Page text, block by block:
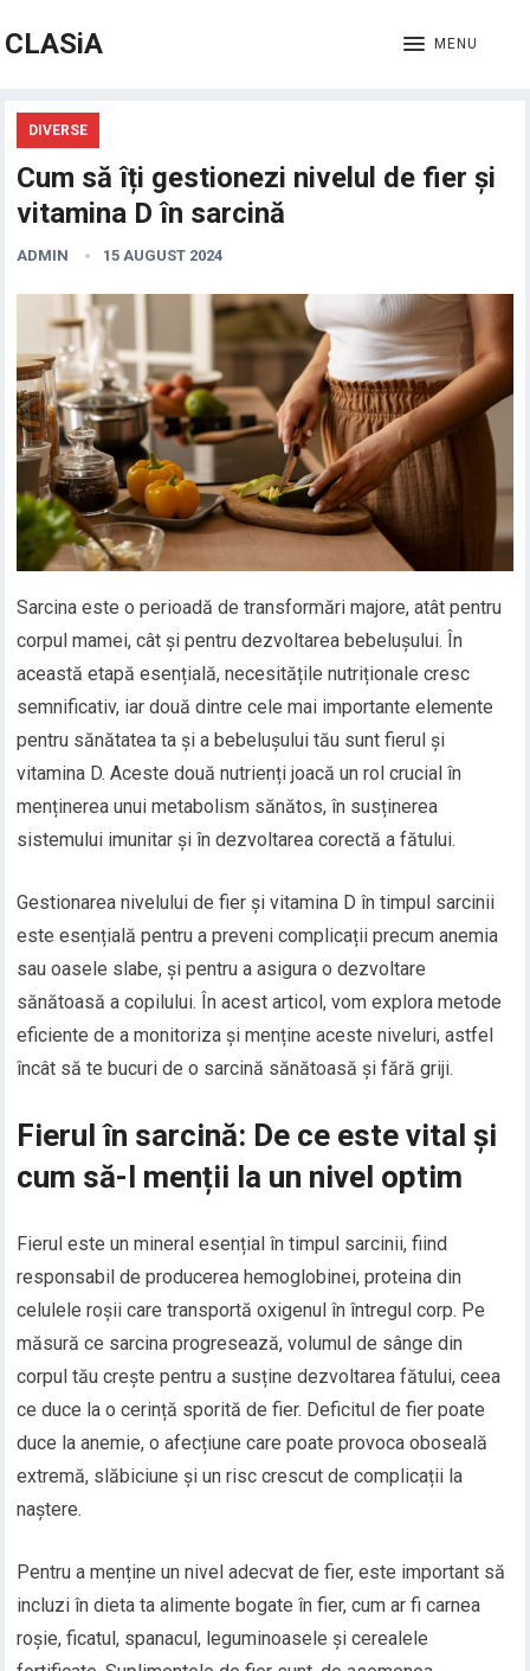
CLASiA MENU
DIVERSE
Cum să îți gestionezi nivelul de fier și
vitamina D în sarcină
ADMIN 15 AUGUST 2024
Sarcina este o perioadă de transformări majore, atât pentru
corpul mamei, cât și pentru dezvoltarea bebelușului. În
această etapă esențială, necesitățile nutriționale cresc
semnificativ, iar două dintre cele mai importante elemente
pentru sănătatea ta și a bebelușului tău sunt fierul și
vitamina D. Aceste două nutrienți joacă un rol crucial în
menținerea unui metabolism sănătos, în susținerea
sistemului imunitar și în dezvoltarea corectă a fătului.
Gestionarea nivelului de fier și vitamina D în timpul sarcinii
este esențială pentru a preveni complicații precum anemia
sau oasele slabe, și pentru a asigura o dezvoltare
sănătoasă a copilului. În acest articol, vom explora metode
eficiente de a monitoriza și menține aceste niveluri, astfel
încât să te bucuri de o sarcină sănătoasă și fără griji.
Fierul în sarcină: De ce este vital și
cum să-l menții la un nivel optim
Fierul este un mineral esențial în timpul sarcinii, fiind
responsabil de producerea hemoglobinei, proteina din
celulele roșii care transportă oxigenul în întregul corp. Pe
măsură ce sarcina progresează, volumul de sânge din
corpul tău crește pentru a susține dezvoltarea fătului, ceea
ce duce la o cerință sporită de fier. Deficitul de fier poate
duce la anemie, o afecțiune care poate provoca oboseală
extremă, slăbiciune și un risc crescut de complicații la
naștere.
Pentru a menține un nivel adecvat de fier, este important să
incluzi în dieta ta alimente bogate în fier, cum ar fi carnea
roșie, ficatul, spanacul, leguminoasele și cerealele